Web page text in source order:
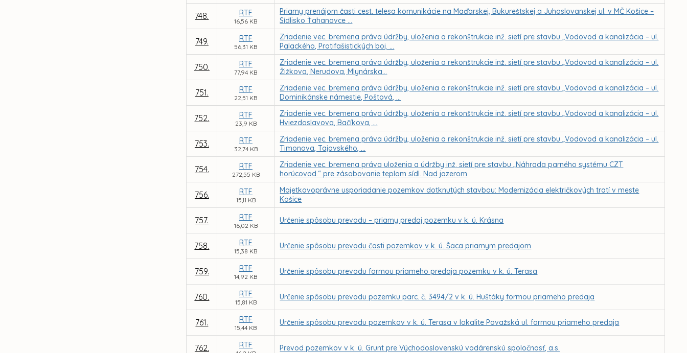
748. RTF
16,56 KB
Priamy prenájom časti cest. telesa komunikácie na Maďarskej, Bukureštskej a Juhoslovanskej ul. v MČ Košice –
Sídlisko Ťahanovce ...
749. RTF
56,31 KB
Zriadenie vec. bremena práva údržby, uloženia a rekonštrukcie inž. sietí pre stavbu „Vodovod a kanalizácia – ul.
Palackého, Protifašistických boj. ...
750. RTF
77,94 KB
Zriadenie vec. bremena práva údržby, uloženia a rekonštrukcie inž. sietí pre stavbu „Vodovod a kanalizácia – ul.
Žižkova, Nerudova, Mlynárska...
751. RTF
22,51 KB
Zriadenie vec. bremena práva údržby, uloženia a rekonštrukcie inž. sietí pre stavbu „Vodovod a kanalizácia – ul.
Dominikánske námestie, Poštová, ...
752. RTF
23,9 KB
Zriadenie vec. bremena práva údržby, uloženia a rekonštrukcie inž. sietí pre stavbu „Vodovod a kanalizácia – ul.
Hviezdoslavova, Bačíkova, ...
753. RTF
32,74 KB
Zriadenie vec. bremena práva údržby, uloženia a rekonštrukcie inž. sietí pre stavbu „Vodovod a kanalizácia – ul.
Timonova, Tajovského, ...
754. RTF
272,55 KB
Zriadenie vec. bremena práva uloženia a údržby inž. sietí pre stavbu „Náhrada parného systému CZT
horúcovod.“ pre zásobovanie teplom sídl. Nad jazerom
756. RTF
15,11 KB
Majetkovoprávne usporiadanie pozemkov dotknutých stavbou: Modernizácia električkových tratí v meste
Košice
757. RTF
16,02 KB
Určenie spôsobu prevodu – priamy predaj pozemku v k. ú. Krásna
758. RTF
15,38 KB
Určenie spôsobu prevodu časti pozemkov v k. ú. Šaca priamym predajom
759. RTF
14,92 KB
Určenie spôsobu prevodu formou priameho predaja pozemku v k. ú. Terasa
760. RTF
15,81 KB
Určenie spôsobu prevodu pozemku parc. č. 3494/2 v k. ú. Huštáky formou priameho predaja
761. RTF
15,44 KB
Určenie spôsobu prevodu pozemkov v k. ú. Terasa v lokalite Považská ul. formou priameho predaja
762. RTF Prevod pozemkov v k. ú. Grunt pre Východoslovenskú vodárenskú spoločnosť, a.s.